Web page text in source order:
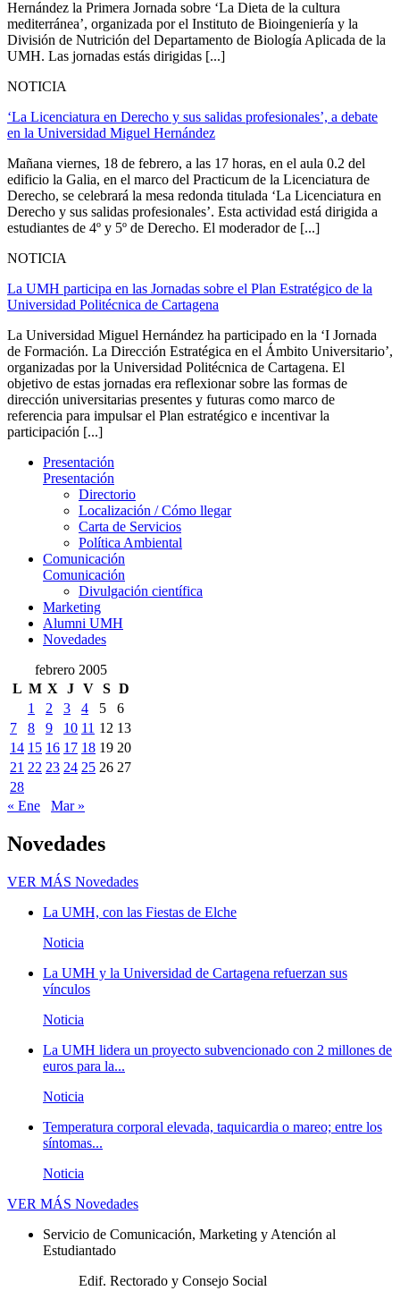
Hernández la Primera Jornada sobre ‘La Dieta de la cultura
mediterránea’, organizada por el Instituto de Bioingeniería y la
División de Nutrición del Departamento de Biología Aplicada de la
UMH. Las jornadas estás dirigidas [...]
NOTICIA
‘La Licenciatura en Derecho y sus salidas profesionales’, a debate
en la Universidad Miguel Hernández
Mañana viernes, 18 de febrero, a las 17 horas, en el aula 0.2 del
edificio la Galia, en el marco del Practicum de la Licenciatura de
Derecho, se celebrará la mesa redonda titulada ‘La Licenciatura en
Derecho y sus salidas profesionales’. Esta actividad está dirigida a
estudiantes de 4º y 5º de Derecho. El moderador de [...]
NOTICIA
La UMH participa en las Jornadas sobre el Plan Estratégico de la
Universidad Politécnica de Cartagena
La Universidad Miguel Hernández ha participado en la ‘I Jornada
de Formación. La Dirección Estratégica en el Ámbito Universitario’,
organizadas por la Universidad Politécnica de Cartagena. El
objetivo de estas jornadas era reflexionar sobre las formas de
dirección universitarias presentes y futuras como marco de
referencia para impulsar el Plan estratégico e incentivar la
participación [...]
Presentación
Presentación
Directorio
Localización / Cómo llegar
Carta de Servicios
Política Ambiental
Comunicación
Comunicación
Divulgación científica
Marketing
Alumni UMH
Novedades
febrero 2005
L M X J V S D
1
2 3 4 5
6
7
8 9 10 11 12 13
14 15 16 17 18 19 20
21 22 23 24 25 26 27
28
« Ene
Mar »
Novedades
VER MÁS Novedades
La UMH, con las Fiestas de Elche
Noticia
La UMH y la Universidad de Cartagena refuerzan sus
vínculos
Noticia
La UMH lidera un proyecto subvencionado con 2 millones de
euros para la...
Noticia
Temperatura corporal elevada, taquicardia o mareo; entre los
síntomas...
Noticia
VER MÁS Novedades
Servicio de Comunicación, Marketing y Atención al
Estudiantado
Edif. Rectorado y Consejo Social